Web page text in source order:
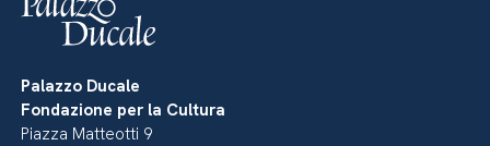
Palazzo Ducale
Fondazione per la Cultura
Piazza Matteotti 9